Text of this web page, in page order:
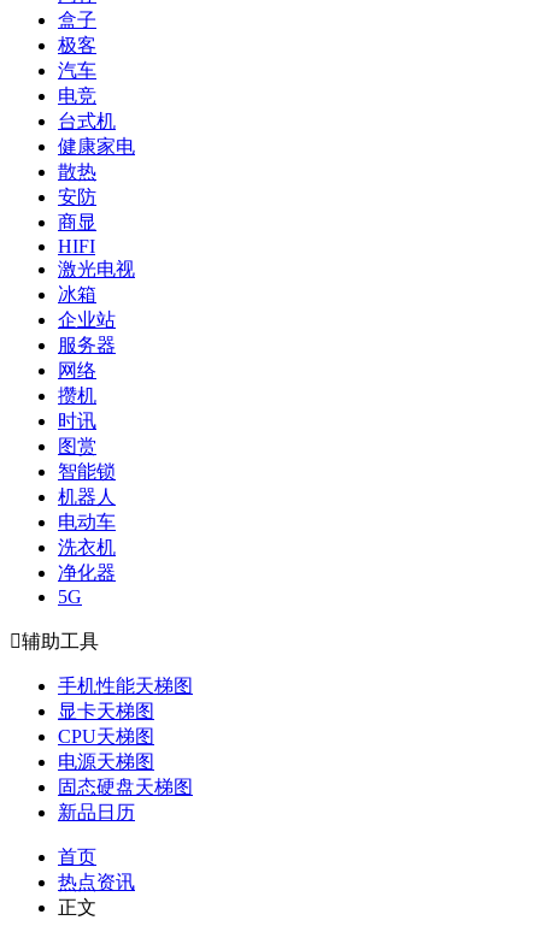
盒子
极客
汽车
电竞
台式机
健康家电
散热
安防
商显
HIFI
激光电视
冰箱
企业站
服务器
网络
攒机
时讯
图赏
智能锁
机器人
电动车
洗衣机
净化器
5G
辅助工具
手机性能天梯图
显卡天梯图
CPU天梯图
电源天梯图
固态硬盘天梯图
新品日历
首页
热点资讯
正文